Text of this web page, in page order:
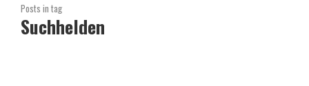
Posts in tag
Suchhelden